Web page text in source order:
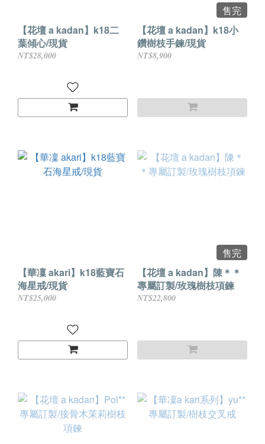
【花壇 a kadan】k18二
葉傾心/現貨
NT$28,000
售完
【花壇 a kadan】k18小
鑽樹枝手鍊/現貨
NT$8,900
【華凜 akari】k18藍寶石
海星戒/現貨
NT$25,000
售完
【花壇 a kadan】陳＊＊
專屬訂製/玫瑰樹枝項鍊
NT$22,800